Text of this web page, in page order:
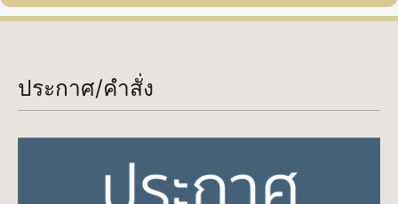
ประกาศ/คำสั่ง